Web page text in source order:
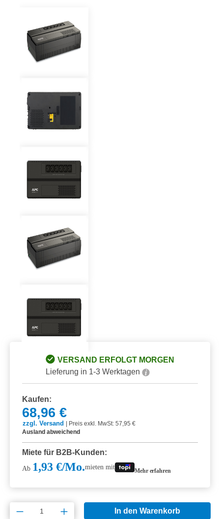
VERSAND ERFOLGT MORGEN
Lieferung in 1-3 Werktagen
Kaufen:
68,96 €
zzgl. Versand
Preis exkl. MwSt: 57,95 €
Ausland abweichend
Miete für B2B-Kunden:
Ab 1,93 €/Mo.mieten mit Mehr erfahren
Produkt Anzahl: Gib den gewünschten
In den Warenkorb